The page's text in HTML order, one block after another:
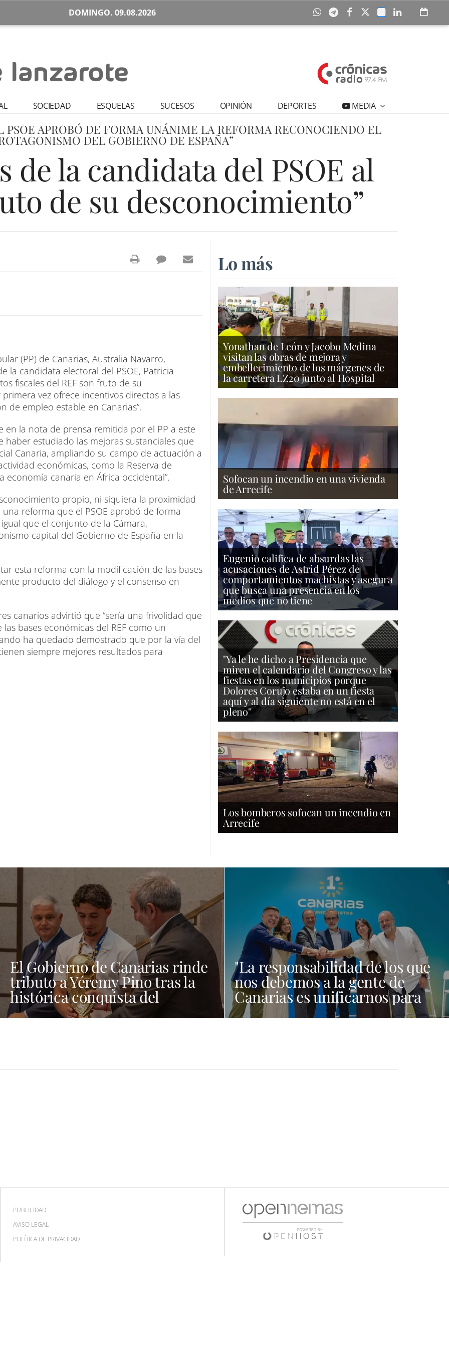
DOMINGO. 09.08.2026
SOCIEDAD ESQUELAS SUCESOS OPINIÓN DEPORTES MEDIA
PSOE APROBÓ DE FORMA UNÁNIME LA REFORMA RECONOCIENDO EL
DEL GOBIERNO DE ESPAÑA”
de la candidata del PSOE al
de su desconocimiento”
(PP) de Canarias, Australia Navarro,
la candidata electoral del PSOE, Patricia
fiscales del REF son fruto de su
vez ofrece incentivos directos a las
de empleo estable en Canarias”.
en la nota de prensa remitida por el PP a este
haber estudiado las mejoras sustanciales que
Canaria, ampliando su campo de actuación a
económicas, como la Reserva de
economía canaria en África occidental”.
propio, ni siquiera la proximidad
reforma que el PSOE aprobó de forma
que el conjunto de la Cámara,
capital del Gobierno de España en la
esta reforma con la modificación de las bases
producto del diálogo y el consenso en
canarios advirtió que “sería una frivolidad que
bases económicas del REF como un
ha quedado demostrado que por la vía del
siempre mejores resultados para
Lo más
Yonathan de León y Jacobo Medina
visitan las obras de mejora y
embellecimiento de los márgenes de
la carretera LZ20 junto al Hospital
Sofocan un incendio en una vivienda
de Arrecife
Eugenio califica de absurdas las
acusaciones de Astrid Pérez de
comportamientos machistas y asegura
que busca una presencia en los
medios que no tiene
"Ya le he dicho a Presidencia que
miren el calendario del Congreso y las
fiestas en los municipios porque
Dolores Corujo estaba en un fiesta
aquí y al día siguiente no está en el
pleno"
Los bomberos sofocan un incendio en
Arrecife
El Gobierno de Canarias rinde
tributo a Yéremy Pino tras la
histórica conquista del
Mundial de Fútbol
"La responsabilidad de los que
nos debemos a la gente de
Canarias es unificarnos para
ser fuertes aquí, en Madrid y
PUBLICIDAD
AVISO LEGAL
POLÍTICA DE PRIVACIDAD